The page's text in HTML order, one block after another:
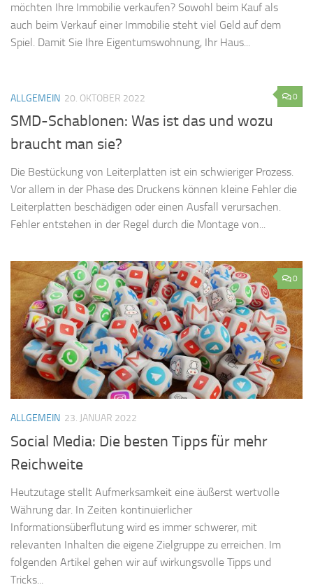
möchten Ihre Immobilie verkaufen? Sowohl beim Kauf als
auch beim Verkauf einer Immobilie steht viel Geld auf dem
Spiel. Damit Sie Ihre Eigentumswohnung, Ihr Haus...
0
ALLGEMEIN 20. OKTOBER 2022
SMD-Schablonen: Was ist das und wozu
braucht man sie?
Die Bestückung von Leiterplatten ist ein schwieriger Prozess.
Vor allem in der Phase des Druckens können kleine Fehler die
Leiterplatten beschädigen oder einen Ausfall verursachen.
Fehler entstehen in der Regel durch die Montage von...
0
ALLGEMEIN 23. JANUAR 2022
Social Media: Die besten Tipps für mehr
Reichweite
Heutzutage stellt Aufmerksamkeit eine äußerst wertvolle
Währung dar. In Zeiten kontinuierlicher
Informationsüberflutung wird es immer schwerer, mit
relevanten Inhalten die eigene Zielgruppe zu erreichen. Im
folgenden Artikel gehen wir auf wirkungsvolle Tipps und
Tricks...